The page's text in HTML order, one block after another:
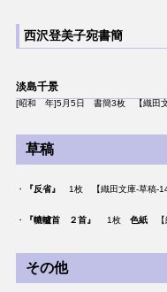
西沢登美子宛書簡
淡島千景
[昭和 年]5月5日 書簡3枚 【織田文
草稿
・ 『反省』 1枚 【織田文庫-草稿-
・ 『轆轤首 ２首』 1枚 色紙【
その他